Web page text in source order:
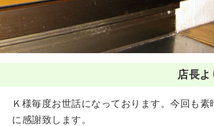
店長よ
Ｋ様毎度お世話になっております。今回も
に感謝致します。